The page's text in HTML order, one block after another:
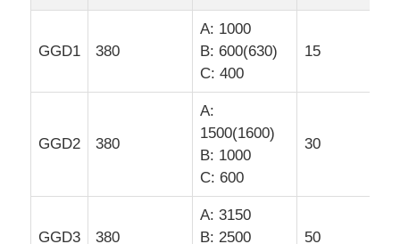
Wycieczka po fabryce
Wszystkie przypadki
GGD1 380
A: 1000
B: 600(630)
C: 400
15
GGD2 380
A:
1500(1600)
B: 1000
C: 600
30
GGD3 380
A: 3150
B: 2500
50